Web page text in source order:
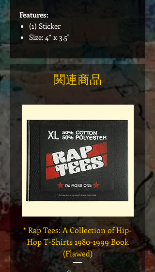
Features:
(1) Sticker
Size: 4” x 3.5"
関連商品
* Rap Tees: A Collection of Hip-
Hop T-Shirts 1980-1999 Book
(Flawed)
Has